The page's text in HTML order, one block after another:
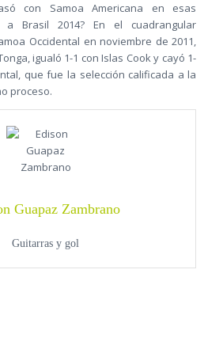
con Samoa Americana en esas
a Brasil 2014? En el cuadrangular
Occidental en noviembre de 2011,
igualó 1-1 con Islas Cook y cayó 1-
que fue la selección calificada a la
proceso.
Guapaz Zambrano
Guitarras y gol